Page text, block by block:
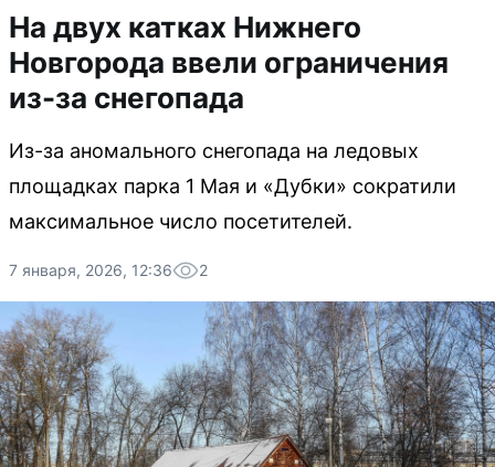
На двух катках Нижнего
Новгорода ввели ограничения
из-за снегопада
Из-за аномального снегопада на ледовых
площадках парка 1 Мая и «Дубки» сократили
максимальное число посетителей.
7 января, 2026, 12:36 2